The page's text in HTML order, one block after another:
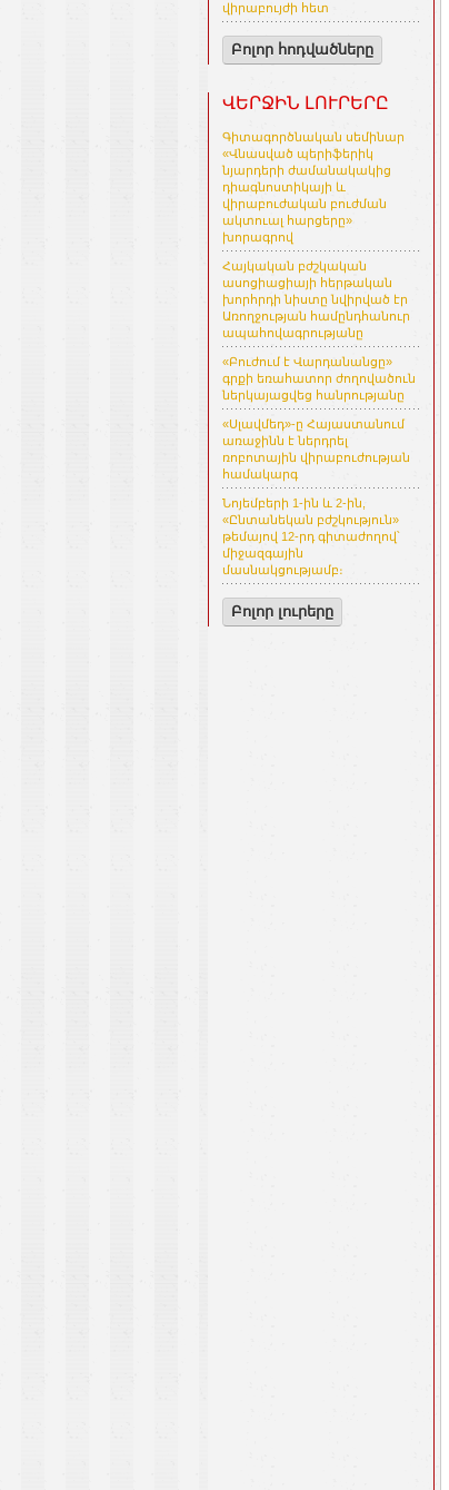
վիրաբույժի հետ
Բոլոր հոդվածները
ՎԵՐՋԻՆ ԼՈՒՐԵՐԸ
Գիտագործնական սեմինար
«Վնասված պերիֆերիկ
նյարդերի ժամանակակից
դիագնոստիկայի և
վիրաբուժական բուժման
ակտուալ հարցերը»
խորագրով
Հայկական բժշկական
ասոցիացիայի հերթական
խորհրդի նիստը նվիրված էր
Առողջության համընդհանուր
ապահովագրությանը
«Բուժում է Վարդանանցը»
գրքի եռահատոր ժողովածուն
ներկայացվեց հանրությանը
«Սլավմեդ»-ը Հայաստանում
առաջինն է ներդրել
ռոբոտային վիրաբուժության
համակարգ
Նոյեմբերի 1-ին և 2-ին,
«Ընտանեկան բժշկություն»
թեմայով 12-րդ գիտաժողով՝
միջազգային
մասնակցությամբ։
Բոլոր լուրերը